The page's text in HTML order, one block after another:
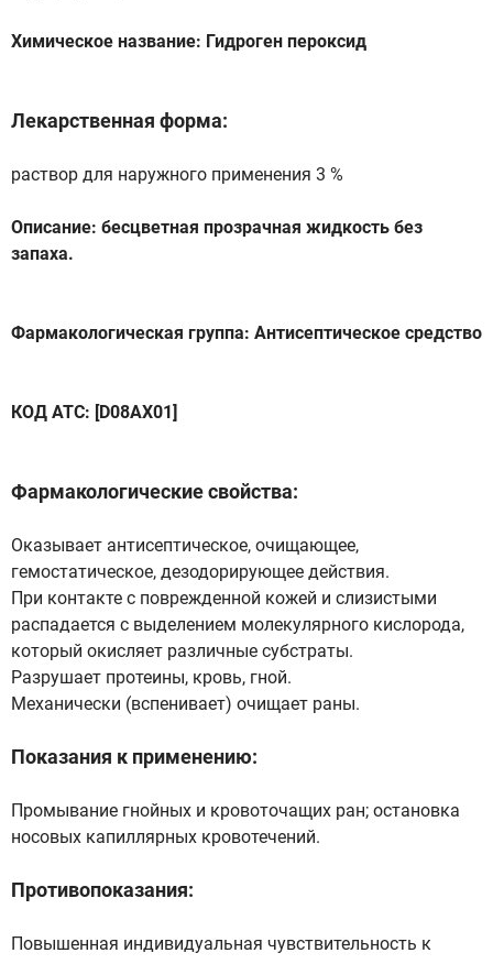
Химическое название: Гидроген пероксид
Лекарственная форма:
раствор для наружного применения 3 %
Описание: бесцветная прозрачная жидкость без
запаха.
Фармакологическая группа: Антисептическое средство
КОД АТС: [D08АХ01]
Фармакологические свойства:
Оказывает антисептическое, очищающее,
гемостатическое, дезодорирующее действия.
При контакте с поврежденной кожей и слизистыми
распадается с выделением молекулярного кислорода,
который окисляет различные субстраты.
Разрушает протеины, кровь, гной.
Механически (вспенивает) очищает раны.
Показания к применению:
Промывание гнойных и кровоточащих ран; остановка
носовых капиллярных кровотечений.
Противопоказания:
Повышенная индивидуальная чувствительность к